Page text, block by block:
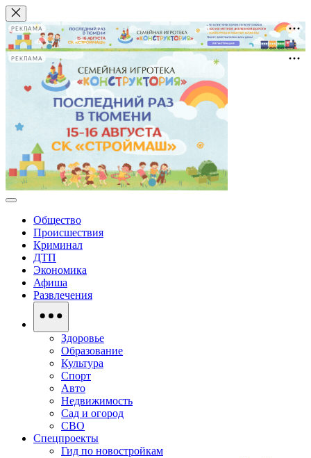
РЕКЛАМА
РЕКЛАМА
Общество
Происшествия
Криминал
ДТП
Экономика
Афиша
Развлечения
Здоровье
Образование
Культура
Спорт
Авто
Недвижимость
Сад и огород
СВО
Спецпроекты
Гид по новостройкам